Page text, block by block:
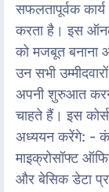
सफलतापूर्वक
करता है। इस
को मजबूत बनाना
उन सभी
अपनी शुरुआत
चाहते हैं। इस
अध्ययन करेंगे: -
माइक्रोसॉफ्ट
और बेसिक डेटा